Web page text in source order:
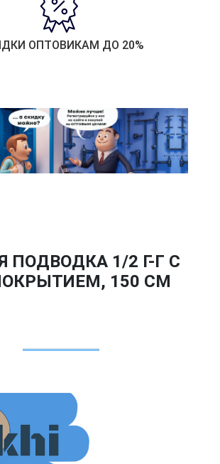
ОПТОВИКАМ ДО 20%
ПОДВОДКА 1/2 Г-Г С
150 СМ